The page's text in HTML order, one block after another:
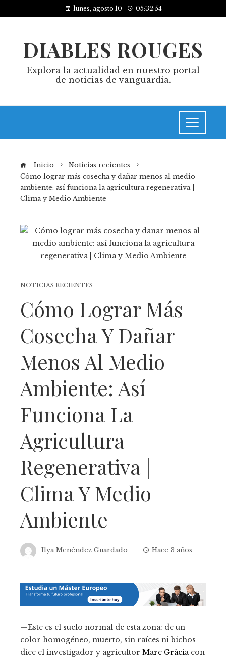
lunes, agosto 10 05:32:55
DIABLES ROUGES
Explora la actualidad en nuestro portal
de noticias de vanguardia.
Inicio
Noticias recientes
Cómo lograr más cosecha y dañar menos al medio
ambiente: así funciona la agricultura regenerativa |
Clima y Medio Ambiente
NOTICIAS RECIENTES
Cómo Lograr Más
Cosecha Y Dañar
Menos Al Medio
Ambiente: Así
Funciona La
Agricultura
Regenerativa |
Clima Y Medio
Ambiente
Ilya Menéndez Guardado Hace 3 años
—Este es el suelo normal de esta zona: de un
color homogéneo, muerto, sin raíces ni bichos —
dice el investigador y agricultor Marc Gràciacon